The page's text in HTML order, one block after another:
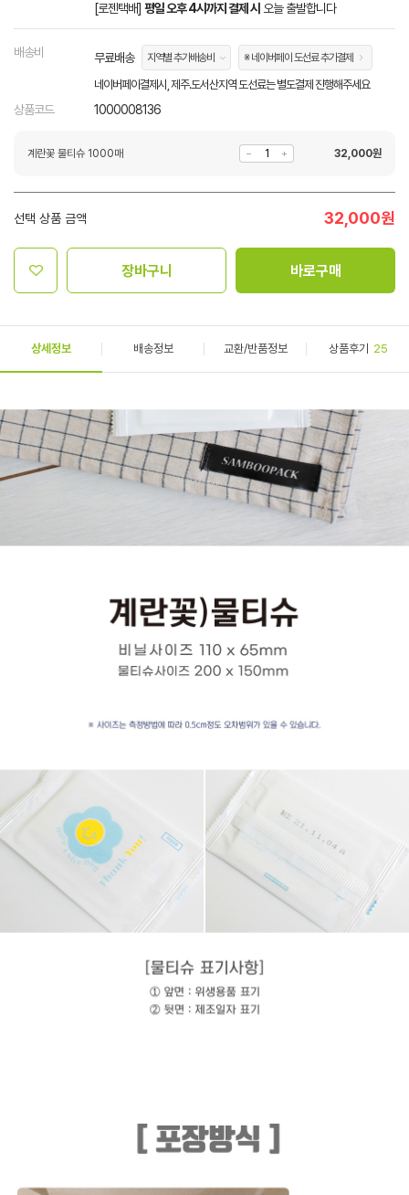
[로젠택배] 평일 오후 4시까지 결제 시 오늘 출발합니다
배송비 무료배송 지역별 추가배송비 ※ 네이버페이 도선료 추가결제
네이버페이결제시, 제주.도서산지역 도선료는 별도결제 진행해주세요
상품코드 1000008136
계란꽃 물티슈 1000매 32,000원
선택 상품 금액 32,000원
장바구니 바로구매
상세정보 배송정보 교환/반품정보 상품후기 25